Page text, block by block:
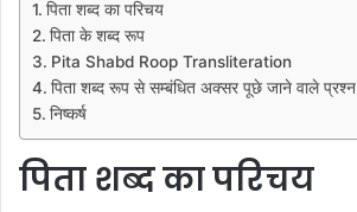
पिता शब्द का परिचय
पिता के शब्द रूप
Pita Shabd Roop Transliteration
पिता शब्द रूप से सम्बंधित अक्सर पूछे जाने वाले प्रश्न
निष्कर्ष
पिता शब्द का परिचय